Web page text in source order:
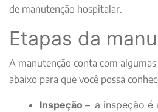
de manutenção hospitalar.
Etapas da
A manutenção conta com
abaixo para que você possa
Inspeção – a inspeção é